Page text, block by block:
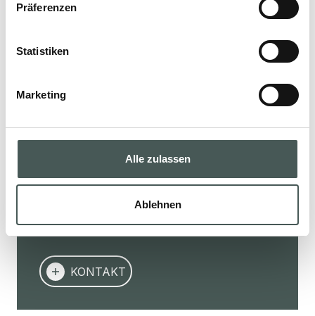
Präferenzen
Statistiken
Marketing
Alle zulassen
Ablehnen
Kontaktieren Sie uns
unsere Produkte zu erfahren, ein Angebot
anzufordern oder eine Zusammenarbeit zu
starten. Unser Team unterstützt Sie in jeder
Phase Ihres Projekts.
KONTAKT